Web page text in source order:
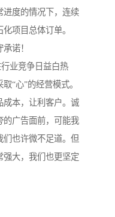
进度的情况下，连续
项目总体订单。
诺！
业竞争日益白热
“心”的经营模式。
成本，让利客户。诚
的广告面前，可能我
们也许微不足道。但
强大，我们也更坚定